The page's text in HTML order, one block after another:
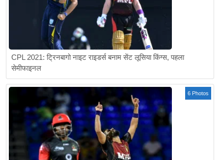
CPL 2021: ट्रिनबागो नाइट राइडर्स बनाम सेंट लूसिया किंग्स, पहला
सेमीफाइनल
6 Photos